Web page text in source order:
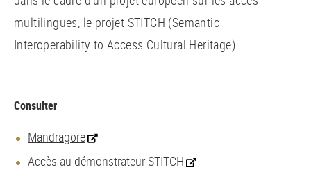
multilingues, le projet STITCH (Semantic
Interoperability to Access Cultural Heritage).
Consulter
Mandragore
Accès au démonstrateur STITCH